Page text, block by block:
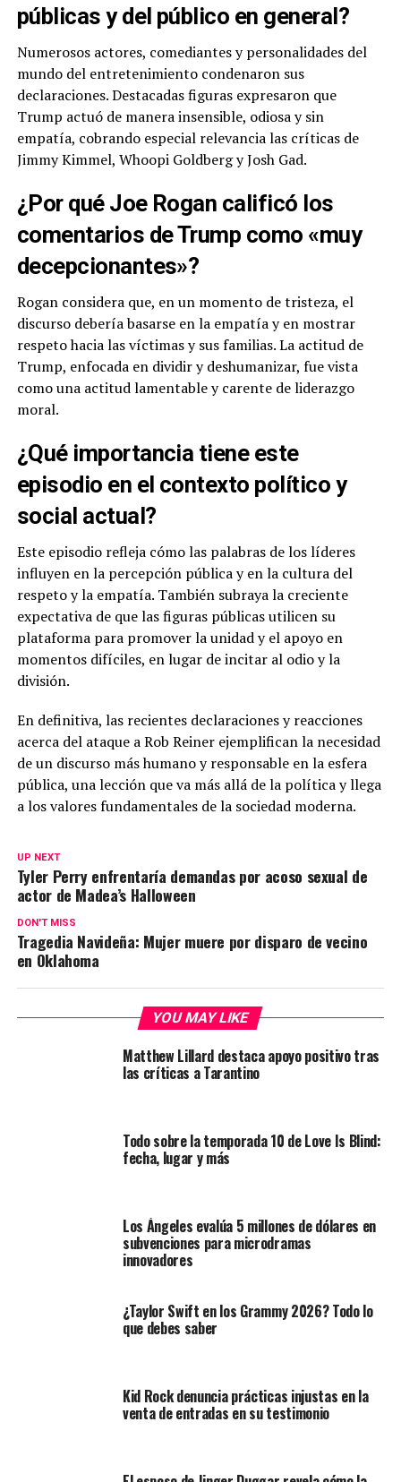
públicas y del público en general?
Numerosos actores, comediantes y personalidades del
mundo del entretenimiento condenaron sus
declaraciones. Destacadas figuras expresaron que
Trump actuó de manera insensible, odiosa y sin
empatía, cobrando especial relevancia las críticas de
Jimmy Kimmel, Whoopi Goldberg y Josh Gad.
¿Por qué Joe Rogan calificó los
comentarios de Trump como «muy
decepcionantes»?
Rogan considera que, en un momento de tristeza, el
discurso debería basarse en la empatía y en mostrar
respeto hacia las víctimas y sus familias. La actitud de
Trump, enfocada en dividir y deshumanizar, fue vista
como una actitud lamentable y carente de liderazgo
moral.
¿Qué importancia tiene este
episodio en el contexto político y
social actual?
Este episodio refleja cómo las palabras de los líderes
influyen en la percepción pública y en la cultura del
respeto y la empatía. También subraya la creciente
expectativa de que las figuras públicas utilicen su
plataforma para promover la unidad y el apoyo en
momentos difíciles, en lugar de incitar al odio y la
división.
En definitiva, las recientes declaraciones y reacciones
acerca del ataque a Rob Reiner ejemplifican la necesidad
de un discurso más humano y responsable en la esfera
pública, una lección que va más allá de la política y llega
a los valores fundamentales de la sociedad moderna.
UP NEXT
Tyler Perry enfrentaría demandas por acoso sexual de
actor de Madea’s Halloween
DON'T MISS
Tragedia Navideña: Mujer muere por disparo de vecino
en Oklahoma
YOU MAY LIKE
Matthew Lillard destaca apoyo positivo tras
las críticas a Tarantino
Todo sobre la temporada 10 de Love Is Blind:
fecha, lugar y más
Los Ángeles evalúa 5 millones de dólares en
subvenciones para microdramas
innovadores
¿Taylor Swift en los Grammy 2026? Todo lo
que debes saber
Kid Rock denuncia prácticas injustas en la
venta de entradas en su testimonio